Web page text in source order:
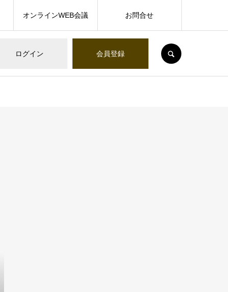
ログイン 会員登録
オンラインWEB会議 お問合せ